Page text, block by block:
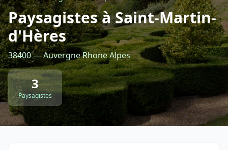
Retour à la liste des métiers
CGU-Confidentialité- Service proposé parViteUnDevis.com - Vous
Paysagistes à Saint-Martin-
d'Hères
38400 — Auvergne Rhone Alpes
3
Paysagistes